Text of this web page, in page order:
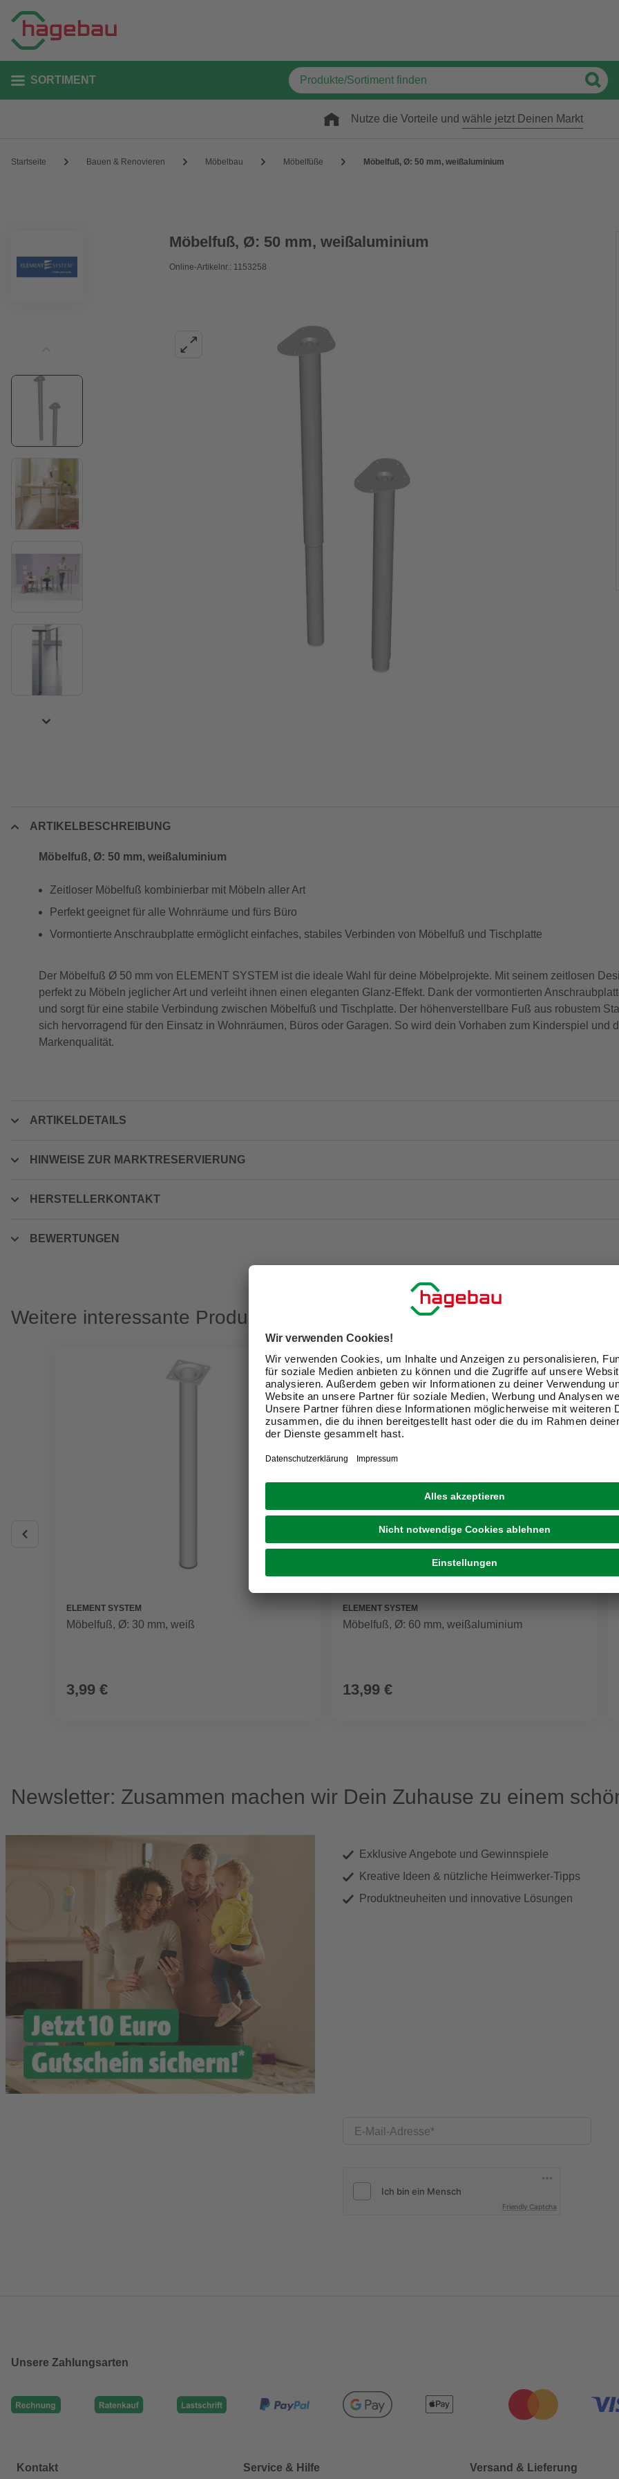
SORTIMENT
Nutze die Vorteile und wähle jetzt Deinen Markt
Startseite Bauen & Renovieren Möbelbau Möbelfüße Möbelfuß, Ø: 50 mm, weißaluminium
Möbelfuß, Ø: 50 mm, weißaluminium
Online-Artikelnr.: 1153258
ARTIKELBESCHREIBUNG
Möbelfuß, Ø: 50 mm, weißaluminium
Zeitloser Möbelfuß kombinierbar mit Möbeln aller Art
Perfekt geeignet für alle Wohnräume und fürs Büro
Vormontierte Anschraubplatte ermöglicht einfaches, stabiles Verbinden von Möbelfuß und Tischplatte
Der Möbelfuß Ø 50 mm von ELEMENT SYSTEM ist die ideale Wahl für deine Möbelprojekte. Mit seinem zeitlosen
perfekt zu Möbeln jeglicher Art und verleiht ihnen einen eleganten Glanz-Effekt. Dank der vormontierten
und sorgt für eine stabile Verbindung zwischen Möbelfuß und Tischplatte. Der höhenverstellbare Fuß aus robustem
sich hervorragend für den Einsatz in Wohnräumen, Büros oder Garagen. So wird dein Vorhaben zum Kinderspiel und
Markenqualität.
ARTIKELDETAILS
HINWEISE ZUR MARKTRESERVIERUNG
HERSTELLERKONTAKT
BEWERTUNGEN
Weitere interessante Produkte
ELEMENT SYSTEM
Möbelfuß, Ø: 30 mm, weiß
3,99 €
ELEMENT SYSTEM
Möbelfuß, Ø: 60 mm, weißaluminium
13,99 €
Newsletter: Zusammen machen wir Dein Zuhause zu einem
Exklusive Angebote und Gewinnspiele
Kreative Ideen & nützliche Heimwerker-Tipps
Produktneuheiten und innovative Lösungen
E-Mail-Adresse
Friendly Captcha
Unsere Zahlungsarten
Kontakt Service & Hilfe Versand & Lieferung